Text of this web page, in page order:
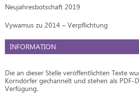
Neujahresbotschaft 2019
Vywamus zu 2014 – Verpflichtung
INFORMATION
Die an dieser Stelle veröffentlichten Texte
Korndörfer gechannelt und stehen als PDF-
Verfügung.